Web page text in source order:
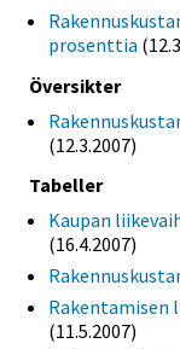
prosenttia
Översikter
(12.3.2007)
Tabeller
Kaupan
(16.4.2007)
Rakentamisen
(11.5.2007)